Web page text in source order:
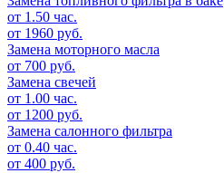
от 1.50 час.
от 1960 руб.
Замена моторного масла
от 700 руб.
Замена свечей
от 1.00 час.
от 1200 руб.
Замена салонного фильтра
от 0.40 час.
от 400 руб.